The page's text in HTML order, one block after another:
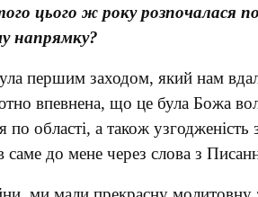
цього ж року розпочалася
напрямку?
першим заходом, який нам
впевнена, що це була Божа
по області, а також
до мене через слова з